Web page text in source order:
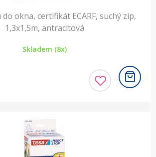
okna, certifikát ECARF, suchý zip,
1,3x1,5m, antracitová
Skladem (8x)